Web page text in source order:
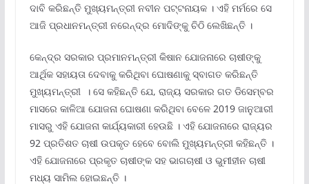
ଦାବି କରିଛନ୍ତି ମୁଖ୍ୟମନ୍ତ୍ରୀ ନବୀନ ପଟ୍ଟନାୟକ । ଏହି ମର୍ମରେ ସେ
ଆଜି ପ୍ରଧାନମନ୍ତ୍ରୀ ନରେନ୍ଦ୍ର ମୋଦିଙ୍କୁ ଚିଠି ଲେଖିଛନ୍ତି ।
କେନ୍ଦ୍ର ସରକାର ପ୍ରମାନମନ୍ତ୍ରୀ କିଷାନ ଯୋଜନାରେ ଚାଷୀଙ୍କୁ
ଆର୍ଥିକ ସହାୟତା ଦେବାକୁ କରିଥିବା ଘୋଷଣାକୁ ସ୍ବାଗତ କରିଛନ୍ତି
ମୁଖ୍ୟମନ୍ତ୍ରୀ । ସେ କହିଛନ୍ତି ଯେ, ରାଜ୍ୟ ସରକାର ଗତ ଡିସେମ୍ବର
ମାସରେ କାଳିଆ ଯୋଜନା ଘୋଷଣା କରିଥିବା ବେଳେ 2019 ଜାନୁଆରୀ
ମାସରୁ ଏହି ଯୋଜନା କାର୍ଯ୍ୟକାରୀ ହେଉଛି । ଏହି ଯୋଜନାରେ ରାଜ୍ୟର
92 ପ୍ରତିଶତ ଚାଷୀ ଉପକୃତ ହେବେ ବୋଲି ମୁଖ୍ୟମନ୍ତ୍ରୀ କହିଛନ୍ତି ।
ଏହି ଯୋଜନାରେ ପ୍ରକୃତ ଚାଷୀଙ୍କ ସହ ଭାଗଚାଷୀ ଓ ଭୁମୀହୀନ ଚାଷୀ
ମଧ୍ୟ ସାମିଲ ହୋଇଛନ୍ତି ।